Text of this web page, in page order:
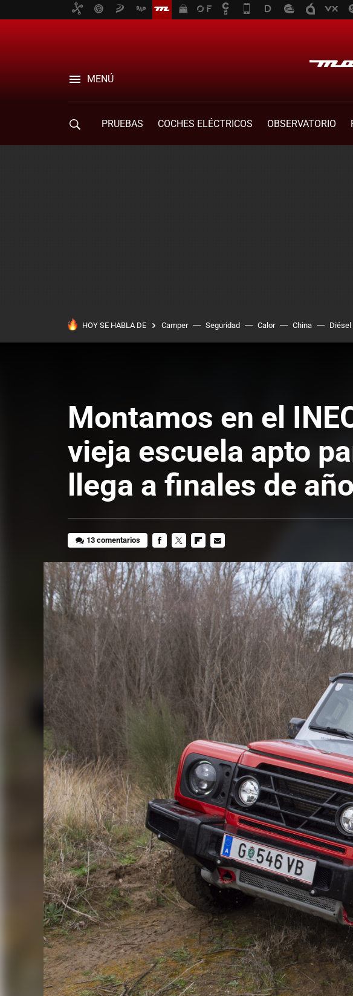
MENÚ
PRUEBAS COCHES ELÉCTRICOS OBSERVATORIO
HOY SE HABLA DE Camper Seguridad Calor China Diésel
Montamos en el
vieja escuela apto
llega a finales de año
13 comentarios
MAIL